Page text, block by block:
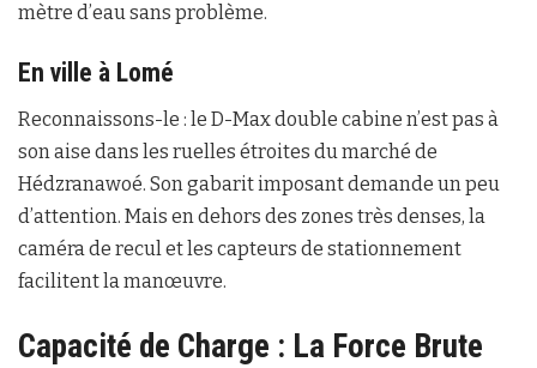
mètre d’eau sans problème.
En ville à Lomé
Reconnaissons-le : le D-Max double cabine n’est pas à
son aise dans les ruelles étroites du marché de
Hédzranawoé. Son gabarit imposant demande un peu
d’attention. Mais en dehors des zones très denses, la
caméra de recul et les capteurs de stationnement
facilitent la manœuvre.
Capacité de Charge : La Force Brute